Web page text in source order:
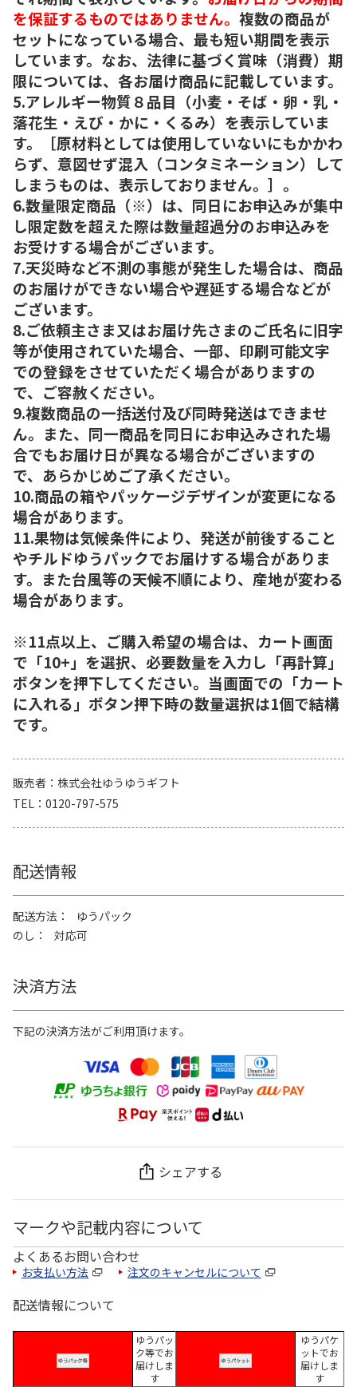
を保証するものではありません。 複数の商品が
セットになっている場合、最も短い期間を表示
しています。なお、法律に基づく賞味（消費）期
限については、各お届け商品に記載しています。
5.アレルギー物質８品目（小麦・そば・卵・乳・
落花生・えび・かに・くるみ）を表示していま
す。［原材料としては使用していないにもかかわ
らず、意図せず混入（コンタミネーション）して
しまうものは、表示しておりません。］。
6.数量限定商品（※）は、同日にお申込みが集中
し限定数を超えた際は数量超過分のお申込みを
お受けする場合がございます。
7.天災時など不測の事態が発生した場合は、商品
のお届けができない場合や遅延する場合などが
ございます。
8.ご依頼主さま又はお届け先さまのご氏名に旧字
等が使用されていた場合、一部、印刷可能文字
での登録をさせていただく場合がありますの
で、ご容赦ください。
9.複数商品の一括送付及び同時発送はできませ
ん。また、同一商品を同日にお申込みされた場
合でもお届け日が異なる場合がございますの
で、あらかじめご了承ください。
10.商品の箱やパッケージデザインが変更になる
場合があります。
11.果物は気候条件により、発送が前後すること
やチルドゆうパックでお届けする場合がありま
す。また台風等の天候不順により、産地が変わる
場合があります。
※11点以上、ご購入希望の場合は、カート画面
で「10+」を選択、必要数量を入力し「再計算」
ボタンを押下してください。当画面での「カート
に入れる」ボタン押下時の数量選択は1個で結構
です。
販売者
株式会社ゆうゆうギフト
TEL
0120-797-575
配送情報
配送方法
ゆうパック
のし
対応可
決済方法
下記の決済方法がご利用頂けます。
シェアする
マークや記載内容について
よくあるお問い合わせ
お支払い方法 注文のキャンセルについて
配送情報について
ゆうパッ
ク等でお
届けしま
す
ゆうパケ
ットでお
届けしま
す